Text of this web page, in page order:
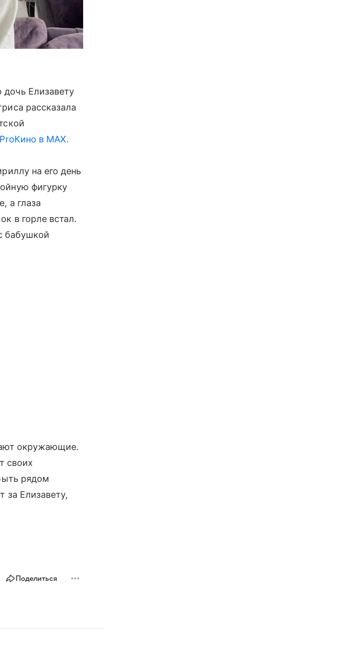
Елизавету
рассказала
в MAX.
на его день
фигурку
а глаза
в горле встал.
бабушкой
окружающие.
своих
рядом
за Елизавету,
Поделиться